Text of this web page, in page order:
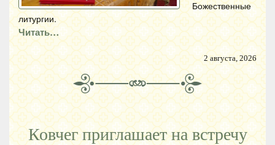
Божественные
литургии.
Читать…
2 августа, 2026
Ковчег приглашает на встречу